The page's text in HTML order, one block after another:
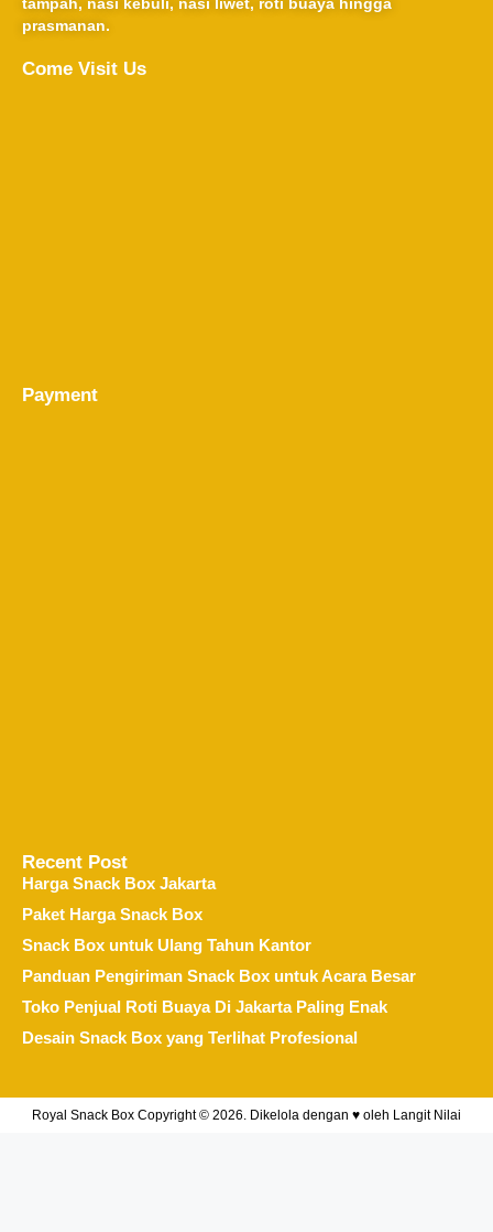
prasmanan.
Come Visit Us
Payment
Recent Post
Harga Snack Box Jakarta
Paket Harga Snack Box
Snack Box untuk Ulang Tahun Kantor
Panduan Pengiriman Snack Box untuk Acara Besar
Toko Penjual Roti Buaya Di Jakarta Paling Enak
Desain Snack Box yang Terlihat Profesional
Royal Snack Box Copyright © 2026. Dikelola dengan ♥ oleh Langit Nilai